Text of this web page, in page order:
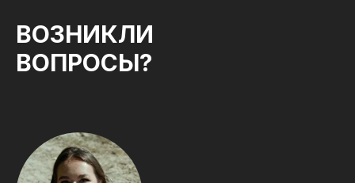
ВОЗНИКЛИ
ВОПРОСЫ?